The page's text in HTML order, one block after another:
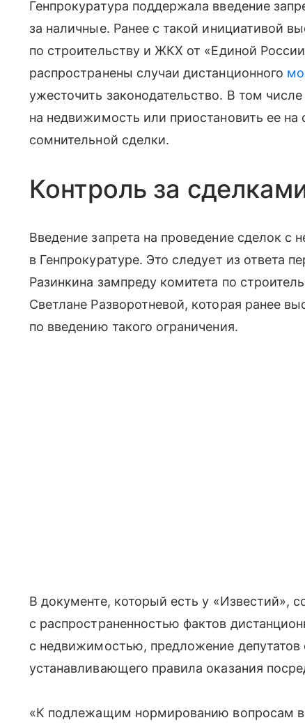
Генпрокуратура поддержала введение
за наличные. Ранее с такой инициативой
по строительству и ЖКХ от «Единой
распространены случаи дистанционного
ужесточить законодательство. В том
на недвижимость или приостановить ее
сомнительной сделки.
Контроль за
Введение запрета на проведение сделок
в Генпрокуратуре. Это следует из ответа
Разинкина зампреду комитета по
Светлане Разворотневой, которая ранее
по введению такого ограничения.
В документе, который есть у «Известий»,
с распространенностью фактов
с недвижимостью, предложение депутатов
устанавливающего правила оказания
«К подлежащим нормированию вопросам